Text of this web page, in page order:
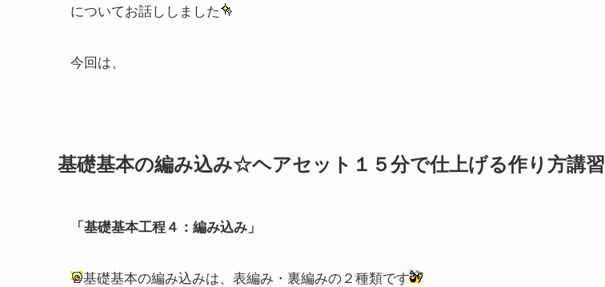
についてお話ししました
今回は、
基礎基本の編み込み☆ヘアセット１５分で仕上げる作り方講習
「基礎基本工程４： 編み込み 」
基礎基本の編み込みは、表編み・裏編みの２種類です